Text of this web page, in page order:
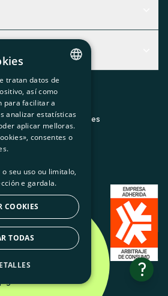
te encaja mejor
Política de cookies
Design.
Studio
?
CATALAN
SPANISH
GL
tratan datos de
así como
para facilitar a
analizar estatísticas
aplicar melloras.
consentes o
seu uso ou limitalo,
e gardala.
COOKIES
TODAS